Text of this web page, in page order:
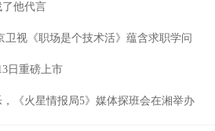
了他代言
卫视《职场是个技术活》蕴含求职学问
日重磅上市
，《火星情报局5》媒体探班会在湘举办